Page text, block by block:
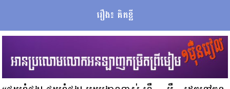
រឿង៖ គិតខ្លី